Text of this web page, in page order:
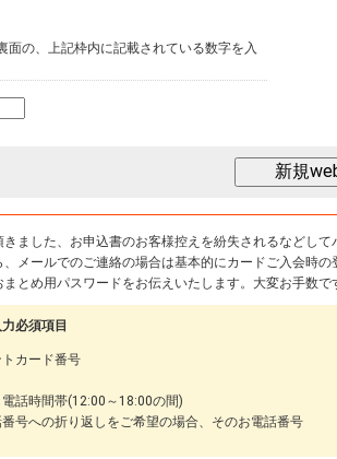
面の、上記枠内に記載されている数字を入
ました、お申込書のお客様控えを紛失されるなどし
メールでのご連絡の場合は基本的にカードご入会時の
とめ用パスワードをお伝えいたします。大変お手数
必須項目
カード番号
話時間帯(12:00～18:00の間)
号への折り返しをご希望の場合、そのお電話番号